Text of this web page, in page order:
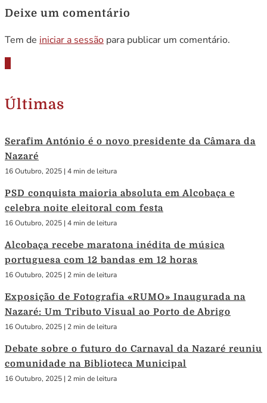
Deixe um comentário
Tem de iniciar a sessão para publicar um comentário.
Últimas
Serafim António é o novo presidente da Câmara da
Nazaré
16 Outubro, 2025 | 4 min de leitura
PSD conquista maioria absoluta em Alcobaça e
celebra noite eleitoral com festa
16 Outubro, 2025 | 4 min de leitura
Alcobaça recebe maratona inédita de música
portuguesa com 12 bandas em 12 horas
16 Outubro, 2025 | 2 min de leitura
Exposição de Fotografia «RUMO» Inaugurada na
Nazaré: Um Tributo Visual ao Porto de Abrigo
16 Outubro, 2025 | 2 min de leitura
Debate sobre o futuro do Carnaval da Nazaré reuniu
comunidade na Biblioteca Municipal
16 Outubro, 2025 | 2 min de leitura